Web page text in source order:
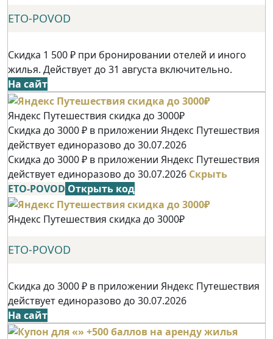
ETO-POVOD
Скидка 1 500 ₽ при бронировании отелей и иного
жилья. Действует до 31 августа включительно.
На сайт
Яндекс Путешествия скидка до 3000₽
Скидка до 3000 ₽ в приложении Яндекс Путешествия
действует единоразово до 30.07.2026
Скидка до 3000 ₽ в приложении Яндекс Путешествия
действует единоразово до 30.07.2026 Скрыть
ETO-POVOD Открыть код
Яндекс Путешествия скидка до 3000₽
ETO-POVOD
Скидка до 3000 ₽ в приложении Яндекс Путешествия
действует единоразово до 30.07.2026
На сайт